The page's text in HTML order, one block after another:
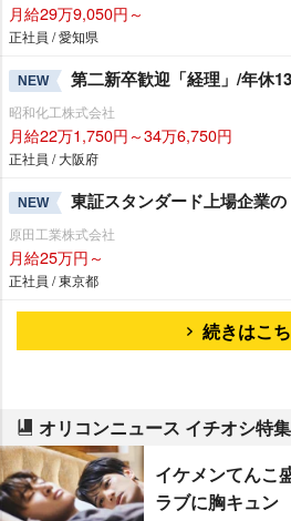
月給29万9,050円～
正社員 / 愛知県
NEW 第二新卒歓迎「経理」/年休
昭和化工株式会社
月給22万1,750円～34万6,750円
正社員 / 大阪府
NEW 東証スタンダード上場企業
原田工業株式会社
月給25万円～
正社員 / 東京都
続きはこ
オリコンニュース イチオシ特集
イケメンてんこ
ラブに胸キュン